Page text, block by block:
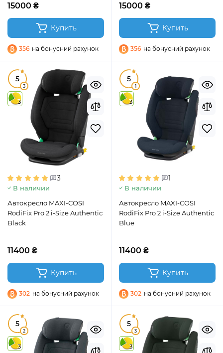
15000 ₴
Купить
356 на бонусний рахунок
15000 ₴
Купить
356 на бонусний рахунок
5
3
3
3
В наличии
Автокресло MAXI-COSI
RodiFix Pro 2 i-Size Authentic
Black
11400 ₴
Купить
302 на бонусний рахунок
5
1
3
1
В наличии
Автокресло MAXI-COSI
RodiFix Pro 2 i-Size Authentic
Blue
11400 ₴
Купить
302 на бонусний рахунок
5
2
3
5
3
3